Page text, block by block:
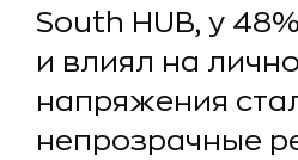
South HUB, у
и влиял на
напряжения
непрозрачные